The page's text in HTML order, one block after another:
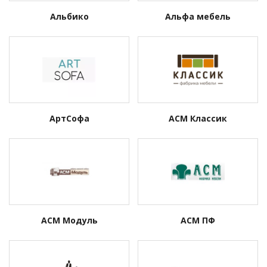
Альбико Альфа мебель
АртСофа АСМ Классик
АСМ Модуль АСМ ПФ